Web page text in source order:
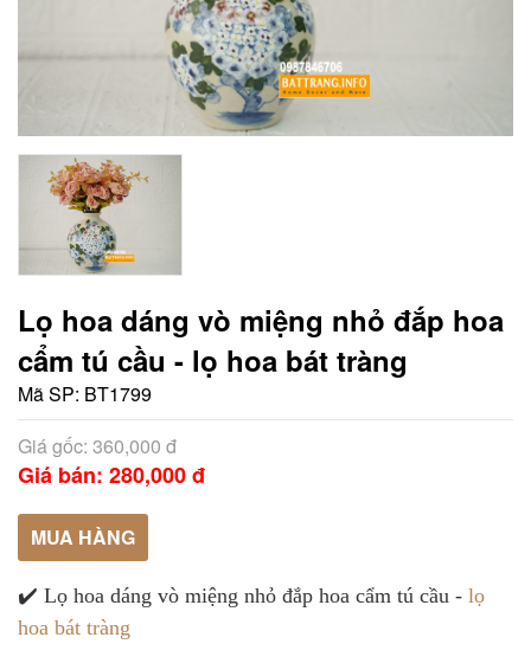
Lọ hoa dáng vò miệng nhỏ đắp hoa
cẩm tú cầu - lọ hoa bát tràng
Mã SP: BT1799
Giá gốc: 360,000 đ
Giá bán: 280,000 đ
MUA HÀNG
✔️ Lọ hoa dáng vò miệng nhỏ đắp hoa cẩm tú cầu - lọ
hoa bát tràng